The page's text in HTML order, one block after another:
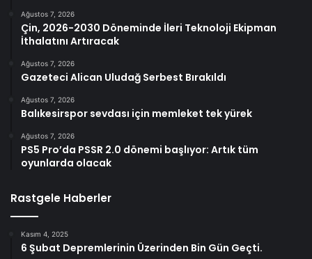
Ağustos 7, 2026
Çin, 2026-2030 Döneminde İleri Teknoloji Ekipman
İthalatını Artıracak
Ağustos 7, 2026
Gazeteci Alican Uludağ Serbest Bırakıldı
Ağustos 7, 2026
Balıkesirspor sevdası için memleket tek yürek
Ağustos 7, 2026
PS5 Pro’da PSSR 2.0 dönemi başlıyor: Artık tüm
oyunlarda olacak
Rastgele Haberler
Kasım 4, 2025
6 Şubat Depremlerinin Üzerinden Bin Gün Geçti.